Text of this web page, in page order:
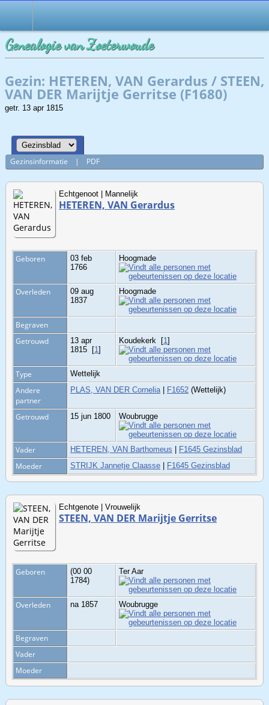
Genealogie van Zoeterwoude
Gezin: HETEREN, VAN Gerardus / STEEN,
VAN DER Marijtje Gerritse (F1680)
getr. 13 apr 1815
Gezinsinformatie | PDF
Echtgenoot | Mannelijk
HETEREN, VAN Gerardus
Geboren
03 feb
1766
Hoogmade
Overleden
09 aug
1837
Hoogmade
Begraven
Getrouwd
13 apr
1815
[1 ]
Koudekerk [1 ]
Type Wettelijk
Andere
partner
PLAS, VAN DER Cornelia F1652 (Wettelijk)
Getrouwd 15 jun 1800 Woubrugge
Vader HETEREN, VAN Barthomeus F1645 Gezinsblad
Moeder STRIJK Jannetje Claasse F1645 Gezinsblad
Echtgenote | Vrouwelijk
STEEN, VAN DER Marijtje Gerritse
Geboren
(00 00
1784)
Ter Aar
Overleden na 1857 Woubrugge
Begraven
Vader
Moeder